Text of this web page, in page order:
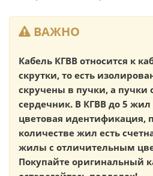
ВАЖНО
Кабель КГВВ относится к
скрутки, то есть
скручены в пучки, а пучки
сердечник. В КГВВ до 5 жил
цветовая идентификация,
количестве жил есть
жилы с отличительным
Покупайте оригинальный